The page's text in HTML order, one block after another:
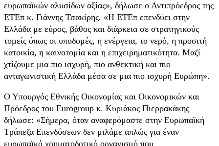
ευρωπαϊκών αλυσίδων αξίας», δήλωσε ο Αντιπρόεδρος της
ΕΤΕπ κ. Γιάννης Τσακίρης. «Η ΕΤΕπ επενδύει στην
Ελλάδα με εύρος, βάθος και διάρκεια σε στρατηγικούς
τομείς όπως οι υποδομές, η ενέργεια, το νερό, η προσιτή
κατοικία, η καινοτομία και η επιχειρηματικότητα. Μαζί
χτίζουμε μια πιο ισχυρή, πιο ανθεκτική και πιο
ανταγωνιστική Ελλάδα μέσα σε μια πιο ισχυρή Ευρώπη».
Ο Υπουργός Εθνικής Οικονομίας και Οικονομικών και
Πρόεδρος του Eurogroup κ. Κυριάκος Πιερρακάκης
δήλωσε: «Σήμερα, όταν αναφερόμαστε στην Ευρωπαϊκή
Τράπεζα Επενδύσεων δεν μιλάμε απλώς για έναν
ευρωπαϊκό χρηματοδοτικό οργανισμό που